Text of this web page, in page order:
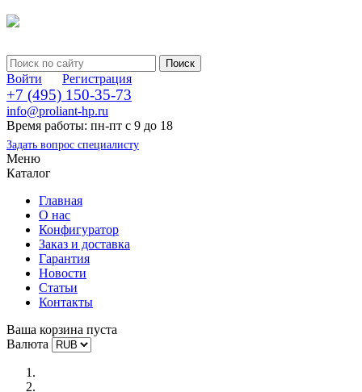
Войти Регистрация
+7 (495) 150-35-73
info@proliant-hp.ru
Время работы: пн-пт с 9 до 18
Задать вопрос специалисту
Меню
Каталог
Главная
О нас
Конфигуратор
Заказ и доставка
Гарантия
Новости
Статьи
Контакты
Ваша корзина пуста
Валюта